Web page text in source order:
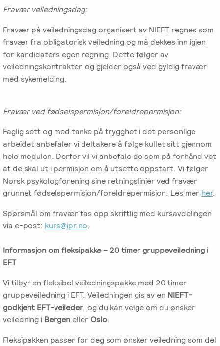
Fravær veiledningsdag:
Fravær på veiledningsdag organisert av NIEFT regnes som
fravær fra obligatorisk veiledning og må dekkes inn igjen
for kandidaters egen regning. Dette følger av
veiledningskontrakten og gjelder også ved gyldig fravær
med sykemelding.
Fravær ved fødselspermisjon/foreldrepermisjon:
Faglig sett og med tanke på trygghet i det personlige
arbeidet anbefaler vi deltakere å følge kullet sitt gjennom
hele modulen. Derfor vil vi anbefale de som på forhånd vet
at de skal ut i permisjon om å utsette oppstart. Vi følger
Norsk psykologforening sine retningslinjer ved fravær
grunnet fødselspermisjon/foreldrepermisjon. Les mer her.
Spørsmål om fravær tas opp skriftlig med kursavdelingen
via e-post: kurs@ipr.no.
Informasjon om fleksipakke – 20 timer gruppeveiledning i
EFT
Vi tilbyr en fleksibel veiledningspakke med 20 timer
gruppeveiledning i EFT. Veiledningen gis av en NIEFT-
godkjent EFT-veileder, og du kan velge om du ønsker
veiledning i Bergeneller Oslo.
Fleksipakken passer for deg som ønsker veiledning som del